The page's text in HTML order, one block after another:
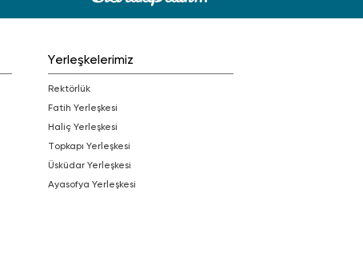
Yerleşkelerimiz
Rektörlük
Fatih Yerleşkesi
Haliç Yerleşkesi
Topkapı Yerleşkesi
Üsküdar Yerleşkesi
Ayasofya Yerleşkesi